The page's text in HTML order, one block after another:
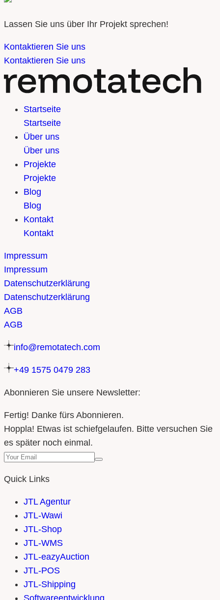
Lassen Sie uns über Ihr Projekt sprechen!
Kontaktieren Sie uns
Kontaktieren Sie uns
Startseite
Startseite
Über uns
Über uns
Projekte
Projekte
Blog
Blog
Kontakt
Kontakt
Impressum
Impressum
Datenschutzerklärung
Datenschutzerklärung
AGB
AGB
info@remotatech.com
+49 1575 0479 283
Abonnieren Sie unsere Newsletter:
Fertig! Danke fürs Abonnieren.
Hoppla! Etwas ist schiefgelaufen. Bitte versuchen Sie
es später noch einmal.
Quick Links
JTL Agentur
JTL-Wawi
JTL-Shop
JTL-WMS
JTL-eazyAuction
JTL-POS
JTL-Shipping